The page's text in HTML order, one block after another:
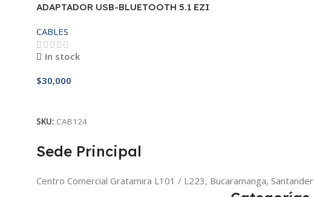
ADAPTADOR USB-BLUETOOTH 5.1 EZI
CABLES
In stock
$30,000
SKU: CAB124
Sede Principal
Centro Comercial Gratamira L101 / L223, Bucaramanga, Santander